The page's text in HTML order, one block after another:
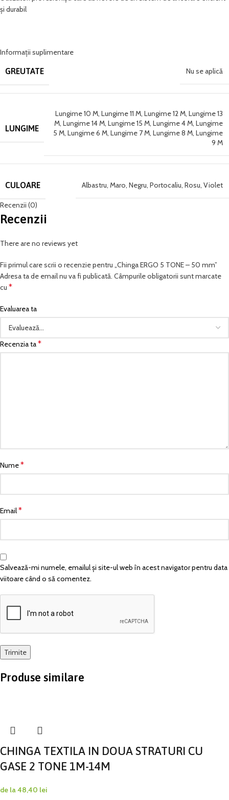
și durabil
Informații suplimentare
GREUTATE Nu se aplică
LUNGIME
Lungime 10 M, Lungime 11 M, Lungime 12 M, Lungime 13
M, Lungime 14 M, Lungime 15 M, Lungime 4 M, Lungime
5 M, Lungime 6 M, Lungime 7 M, Lungime 8 M, Lungime
9 M
CULOARE Albastru, Maro, Negru, Portocaliu, Rosu, Violet
Recenzii (0)
Recenzii
There are no reviews yet
Fii primul care scrii o recenzie pentru „Chinga ERGO 5 TONE – 50 mm”
Adresa ta de email nu va fi publicată. Câmpurile obligatorii sunt marcate
cu *
Evaluarea ta
Recenzia ta*
Nume*
Email*
Salvează-mi numele, emailul și site-ul web în acest navigator pentru data
viitoare când o să comentez.
Produse similare
CHINGA TEXTILA IN DOUA STRATURI CU
GASE 2 TONE 1M-14M
de la48,40 lei